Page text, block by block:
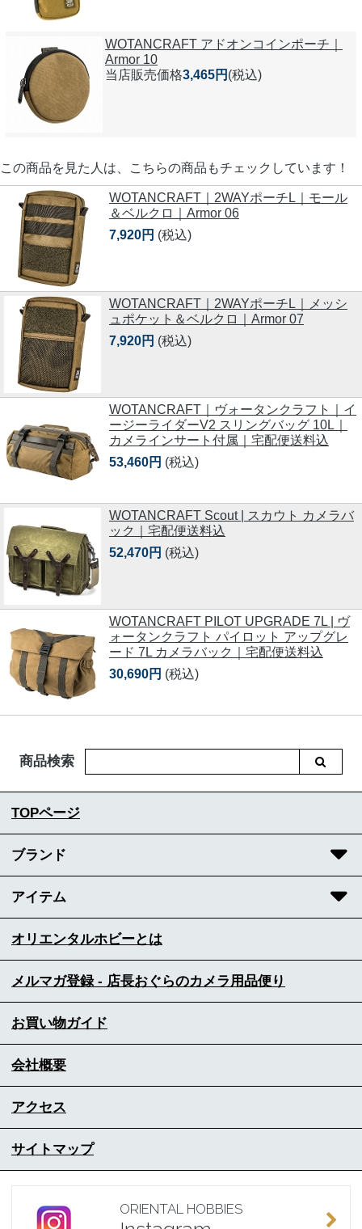
WOTANCRAFT アドオンコインポーチ｜
Armor 10
当店販売価格3,465円 (税込)
この商品を見た人は、こちらの商品もチェックしています！
WOTANCRAFT｜2WAYポーチL｜モール
＆ベルクロ｜Armor 06
7,920円 (税込)
WOTANCRAFT｜2WAYポーチL｜メッシ
ュポケット＆ベルクロ｜Armor 07
7,920円 (税込)
WOTANCRAFT｜ヴォータンクラフト｜イ
ージーライダーV2 スリングバッグ 10L｜
カメラインサート付属｜宅配便送料込
53,460円 (税込)
WOTANCRAFT Scout | スカウト カメラバ
ック｜宅配便送料込
52,470円 (税込)
WOTANCRAFT PILOT UPGRADE 7L | ヴ
ォータンクラフト パイロット アップグレ
ード 7L カメラバック｜宅配便送料込
30,690円 (税込)
商品検索
TOPページ
ブランド
アイテム
オリエンタルホビーとは
メルマガ登録 - 店長おぐらのカメラ用品便り
お買い物ガイド
会社概要
アクセス
サイトマップ
ORIENTAL HOBBIES